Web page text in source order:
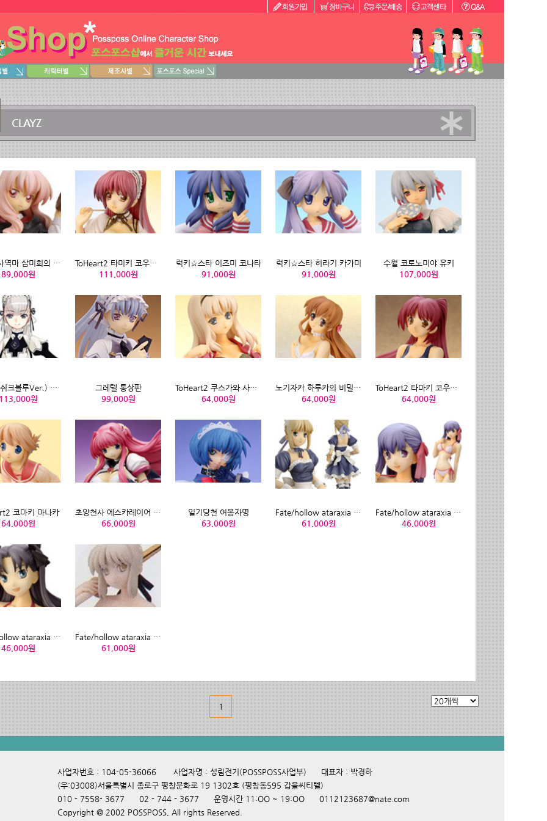
CLAYZ
제로의사역마 삼미희의 윤무 루이즈
89,000원
ToHeart2 타미키 코우사카 메이드Ver.
111,000원
럭키☆스타 이즈미 코나타
91,000원
럭키☆스타 히라기 카가미
91,000원
수월 코토노미야 유키
107,000원
그레텔(쉬크블루Ver.) 아미아미한정판
원
그레텔 통상판
99,000원
ToHeart2 쿠스가와 사사라 학교수영복메이드 핑크.Ver. 미야자와모형한정
64,000원
노기자카 하루카의 비밀 노기자카 하루카
64,000원
ToHeart2 타마키 코우사카 수영복Ver.
64,000원
코마키 마나카
64,000원
초앙천사 에스카레이어 에스카레이어
66,000원
일기당천 여몽자명
63,000원
Fate/hollow ataraxia 세이버 메이드 Ver.
61,000원
Fate/hollow ataraxia 마토 사쿠라 수영복버젼
46,000원
Fate/hollow ataraxia 토오사카린 수영복버젼
46,000원
Fate/hollow ataraxia 세이버 흑수영복버전
61,000원
1
사업자번호 : 104-05-36066 사업자명 : 성림전기(POSSPOSS사업부) 대표자 : 박경하
(우:03008)서울특별시 종로구 평창문화로 19 1302호 (평창동595 갑을씨티텔)
010 - 7558- 3677 02 - 744 - 3677 운영시간 11:OO ~ 19:OO 0112123687@nate.com
Copyright @ 2002 POSSPOSS, All rights Reserved.